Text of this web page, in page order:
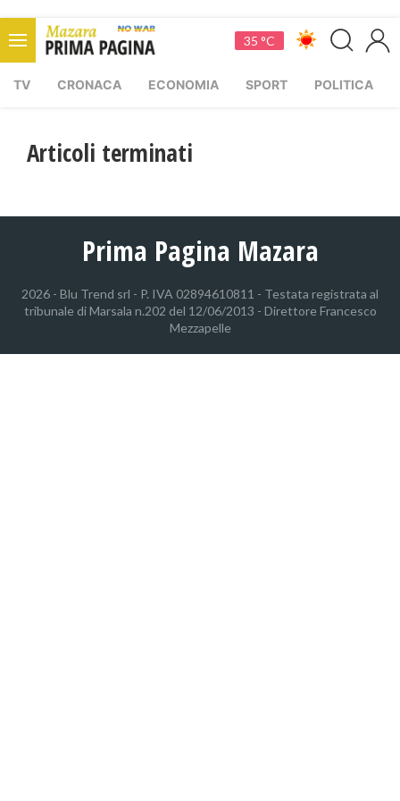
35 °C
TV CRONACA ECONOMIA SPORT POLITICA
Articoli terminati
Prima Pagina Mazara
2026 - Blu Trend srl - P. IVA 02894610811 - Testata registrata al
tribunale di Marsala n.202 del 12/06/2013 - Direttore Francesco
Mezzapelle